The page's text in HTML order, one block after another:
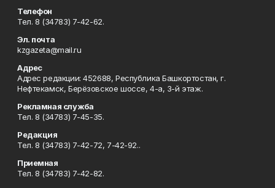
Телефон
Тел. 8 (34783) 7-42-62.
Эл. почта
kzgazeta@mail.ru
Адрес
Адрес редакции: 452688, Республика Башкортостан, г.
Нефтекамск, Берёзовское шоссе, 4-а, 3-й этаж.
Рекламная служба
Тел. 8 (34783) 7-45-35.
Редакция
Тел. 8 (34783) 7-42-72, 7-42-92..
Приемная
Тел. 8 (34783) 7-42-82.